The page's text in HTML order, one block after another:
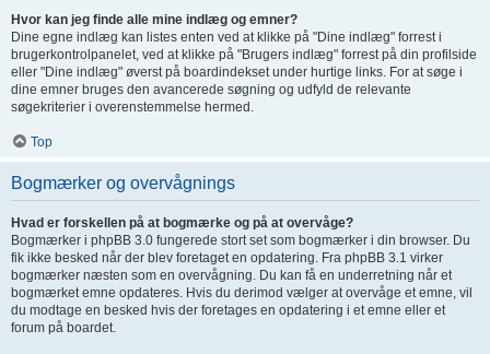
Hvor kan jeg finde alle mine indlæg og emner?
Dine egne indlæg kan listes enten ved at klikke på "Dine indlæg" forrest i
brugerkontrolpanelet, ved at klikke på "Brugers indlæg" forrest på din profilside
eller "Dine indlæg" øverst på boardindekset under hurtige links. For at søge i
dine emner bruges den avancerede søgning og udfyld de relevante
søgekriterier i overenstemmelse hermed.
Top
Bogmærker og overvågnings
Hvad er forskellen på at bogmærke og på at overvåge?
Bogmærker i phpBB 3.0 fungerede stort set som bogmærker i din browser. Du
fik ikke besked når der blev foretaget en opdatering. Fra phpBB 3.1 virker
bogmærker næsten som en overvågning. Du kan få en underretning når et
bogmærket emne opdateres. Hvis du derimod vælger at overvåge et emne, vil
du modtage en besked hvis der foretages en opdatering i et emne eller et
forum på boardet.